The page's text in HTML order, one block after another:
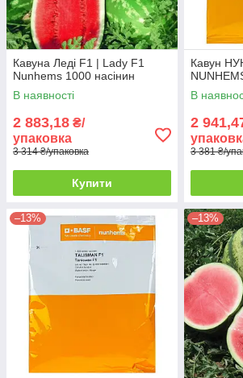
Кавуна Леді F1 | Lady F1
Nunhems 1000 насінин
В наявності
2 883,18 ₴/
упаковка
3 314 ₴/упаковка
Купити
Кавун
В
2
3 381 ₴/
–13% –13%